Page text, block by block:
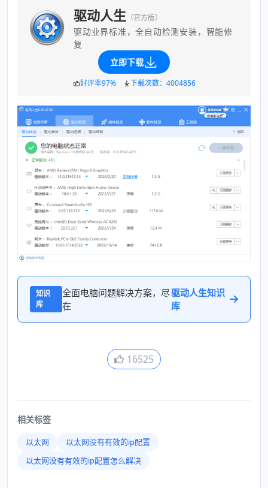
驱动人生 （官方版）
驱动业界标准，全自动检测安装，智能修
复
立即下载
好评率97% 下载次数：4004856
知识
库
全面电脑问题解决方案，尽
在
驱动人生知识
库
16525
相关标签
以太网
以太网没有有效的ip配置
以太网没有有效的ip配置怎么解决